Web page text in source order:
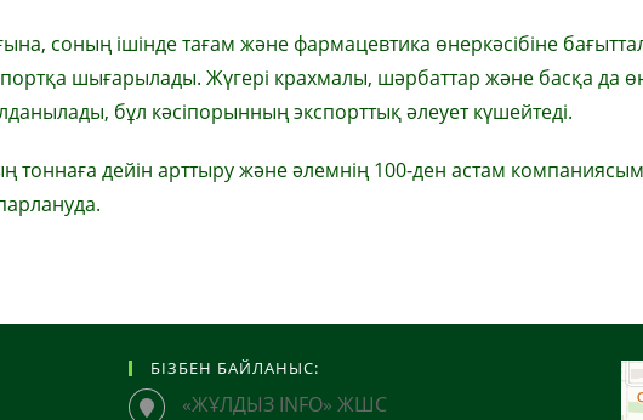
соның ішінде тағам және фармацевтика өнеркәсібіне
шығарылады. Жүгері крахмалы, шәрбаттар және басқа да
бұл кәсіпорынның экспорттық әлеует күшейтеді.
дейін арттыру және әлемнің 100-ден астам
БІЗБЕН БАЙЛАНЫС:
«ЖҰЛДЫЗ INFO» ЖШС